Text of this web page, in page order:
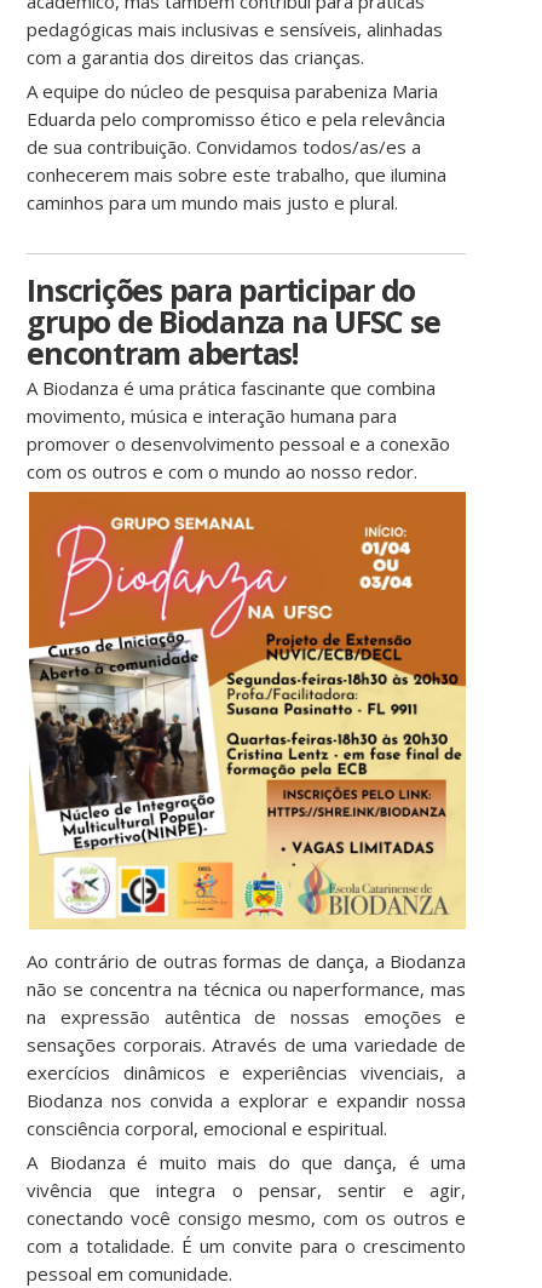
pedagógicas mais inclusivas e sensíveis, alinhadas
com a garantia dos direitos das crianças.
A equipe do núcleo de pesquisa parabeniza Maria
Eduarda pelo compromisso ético e pela relevância
de sua contribuição. Convidamos todos/as/es a
conhecerem mais sobre este trabalho, que ilumina
caminhos para um mundo mais justo e plural.
Inscrições para participar do
grupo de Biodanza na UFSC se
encontram abertas!
A Biodanza é uma prática fascinante que combina
movimento, música e interação humana para
promover o desenvolvimento pessoal e a conexão
com os outros e com o mundo ao nosso redor.
Ao contrário de outras formas de dança, a Biodanza
não se concentra na técnica ou naperformance, mas
na expressão autêntica de nossas emoções e
sensações corporais. Através de uma variedade de
exercícios dinâmicos e experiências vivenciais, a
Biodanza nos convida a explorar e expandir nossa
consciência corporal, emocional e espiritual.
A Biodanza é muito mais do que dança, é uma
vivência que integra o pensar, sentir e agir,
conectando você consigo mesmo, com os outros e
com a totalidade. É um convite para o crescimento
pessoal em comunidade.